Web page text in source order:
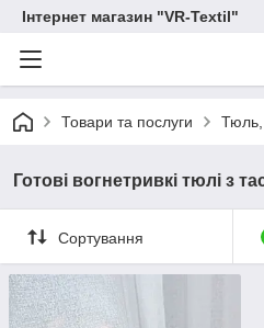
Інтернет магазин "VR-Textil"
Товари та послуги Тюль,
Готові вогнетривкі тюлі з
Сортування